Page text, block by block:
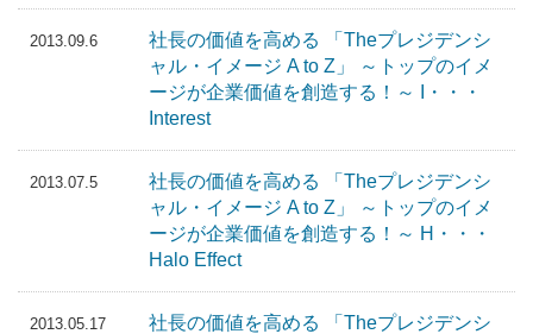
2013.09.6
社長の価値を高める 「Theプレジデンシ
ャル・イメージ A to Z」 ～トップのイメ
ージが企業価値を創造する！～ I・・・
Interest
2013.07.5
社長の価値を高める 「Theプレジデンシ
ャル・イメージ A to Z」 ～トップのイメ
ージが企業価値を創造する！～ H・・・
Halo Effect
2013.05.17
社長の価値を高める 「Theプレジデンシ